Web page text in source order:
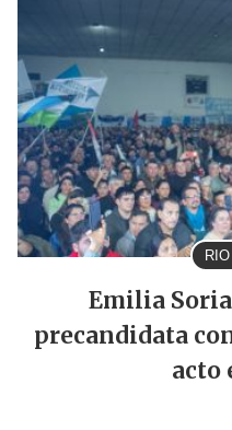
Emilia
precandidata
acto